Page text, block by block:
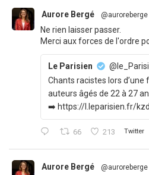
Aurore Bergé @auroreberge
Ne rien laisser passer.
Merci aux forces de l'ordre
Le Parisien
Chants racistes lors d’une
auteurs âgés de 22 à 27
➡️ https://l.leparisien.fr/
66 213 Twitter
Aurore Bergé @auroreberge